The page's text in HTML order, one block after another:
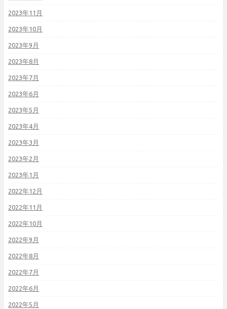
2023年11月
2023年10月
2023年9月
2023年8月
2023年7月
2023年6月
2023年5月
2023年4月
2023年3月
2023年2月
2023年1月
2022年12月
2022年11月
2022年10月
2022年9月
2022年8月
2022年7月
2022年6月
2022年5月